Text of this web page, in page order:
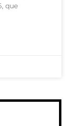
que